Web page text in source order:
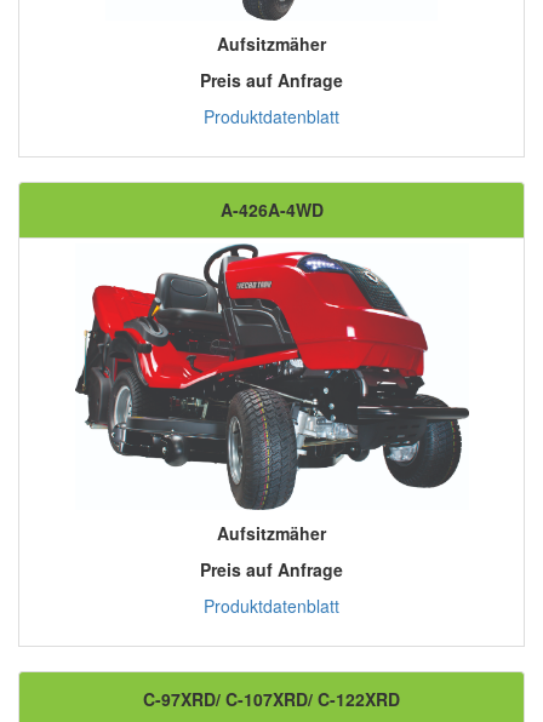
Aufsitzmäher
Preis auf Anfrage
Produktdatenblatt
A-426A-4WD
Aufsitzmäher
Preis auf Anfrage
Produktdatenblatt
C-97XRD/ C-107XRD/ C-122XRD